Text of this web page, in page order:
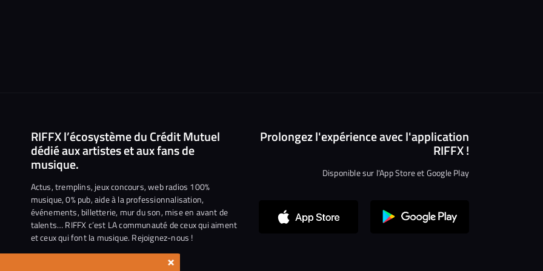
RIFFX l’écosystème du Crédit Mutuel
dédié aux artistes et aux fans de
musique.
Actus, tremplins, jeux concours, web radios 100%
musique, 0% pub, aide à la professionnalisation,
événements, billetterie, mur du son, mise en avant de
talents… RIFFX c’est LA communauté de ceux qui aiment
et ceux qui font la musique. Rejoignez-nous !
Prolongez l'expérience avec l'application
RIFFX !
Disponible sur l'App Store et Google Play
×